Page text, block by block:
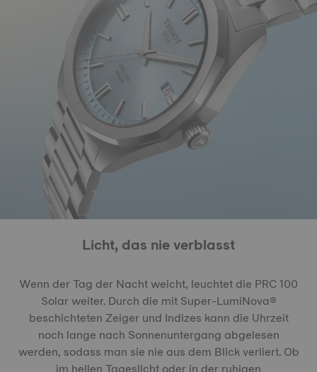
Licht, das nie verblasst
Wenn der Tag der Nacht weicht, leuchtet die PRC 100
Solar weiter. Durch die mit Super-LumiNova®
beschichteten Zeiger und Indizes kann die Uhrzeit
noch lange nach Sonnenuntergang abgelesen
werden, sodass man sie nie aus dem Blick verliert. Ob